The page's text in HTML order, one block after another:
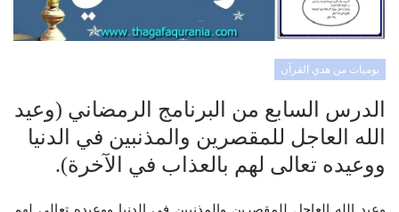
يوميات من هدي القرآن
الدرس السابع من البرنامج الرمضاني (وعيد
الله العاجل للمقصرين والمذنبين في الدنيا
ووعيده تعالى لهم بالعذاب في الآخرة).